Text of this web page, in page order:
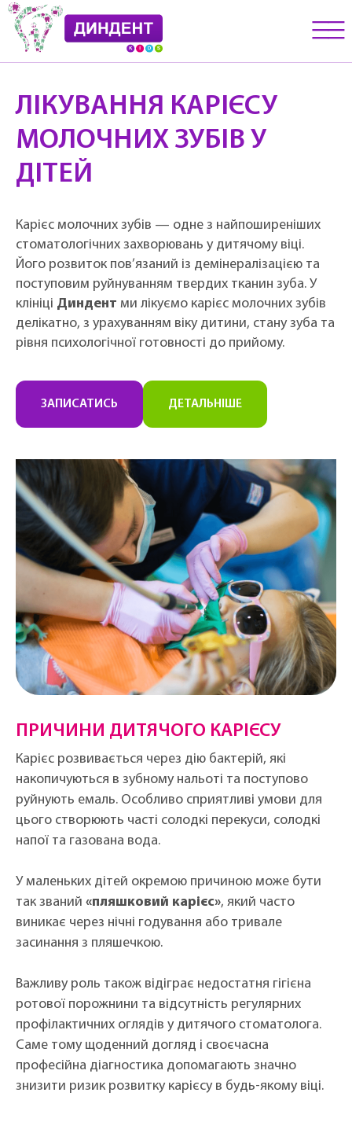
__
__
ЛІКУВАННЯ КАРІЄСУ
МОЛОЧНИХ ЗУБІВ У
ДІТЕЙ
Карієс молочних зубів — одне з найпоширеніших
стоматологічних захворювань у дитячому віці.
Його розвиток пов’язаний із демінералізацією та
поступовим руйнуванням твердих тканин зуба. У
клініці Диндент ми лікуємо карієс молочних зубів
делікатно, з урахуванням віку дитини, стану зуба та
рівня психологічної готовності до прийому.
ЗАПИСАТИСЬ ДЕТАЛЬНІШЕ
ПРИЧИНИ ДИТЯЧОГО КАРІЄСУ
Карієс розвивається через дію бактерій, які
накопичуються в зубному нальоті та поступово
руйнують емаль. Особливо сприятливі умови для
цього створюють часті солодкі перекуси, солодкі
напої та газована вода.
У маленьких дітей окремою причиною може бути
так званий «пляшковий карієс», який часто
виникає через нічні годування або тривале
засинання з пляшечкою.
Важливу роль також відіграє недостатня гігієна
ротової порожнини та відсутність регулярних
профілактичних оглядів у дитячого стоматолога.
Саме тому щоденний догляд і своєчасна
професійна діагностика допомагають значно
знизити ризик розвитку карієсу в будь-якому віці.